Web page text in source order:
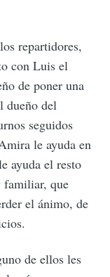
repartidores,
con Luis el
de poner una
dueño del
seguidos
le ayuda en
ayuda el resto
familiar, que
el ánimo, de
de ellos les